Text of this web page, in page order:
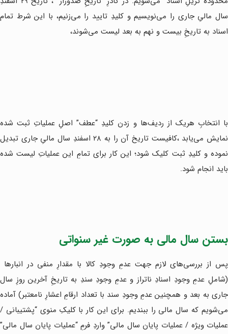
سال مالیِ جاری را می‌نویسیم و کلیدِ تایید را می‌زنیم، با این شرط تمام
اسناد به تاریخِ بیست و نهم به بعد لیست می‌شوند،
با انتخابِ هریک از ردیف‌ها و زدن کلیدِ “عطف” اصلِ عملیاتِ ثبت شده
نمایش می‌یابد ،کافیست تاریخ آن را به ۲۸ اسفندِ سال مالیِ جاری تبدیل
نموده و کلیدِ ثبت کلیک شود؛ این کار برای تمامِ این عملیاتِ لیست شده
باید انجام شود.
بستن سال مالی به صورت غیر سنواتی
پس از بررسی‌های لازم جهت عدمِ وجودِ کالا با مقدارِ منفی در انبارها
(شاملِ عدمِ وجودِ اسنادِ ناتراز و عدمِ وجودِ سندِ به تاریخِ آخرین روزِ سال
جاری به بعد و همچنین عدمِ وجودِ سند با تعداد ارقامِ اعشارِ نامعتبر) آماده
می‌شویم که سال مالی را ببندیم. برای این کار با کلیکِ منوی “پشتیبانی /
عملیات ویژه / عملیات پایان سال مالی” واردِ فرمِ “عملیات پایان سال مالی”